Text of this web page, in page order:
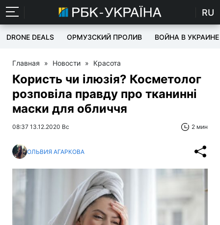
RU
DRONE DEALS ОРМУЗСКИЙ ПРОЛИВ ВОЙНА В УКРАИНЕ
Главная » Новости » Красота
Користь чи ілюзія? Косметолог
розповіла правду про тканинні
маски для обличчя
08:37 13.12.2020 Вс 2 мин
ОЛЬВИЯ АГАРКОВА